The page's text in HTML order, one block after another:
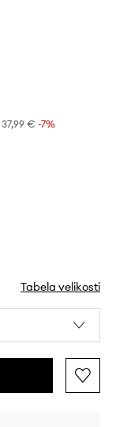
37,99 € -7%
Tabela velikosti